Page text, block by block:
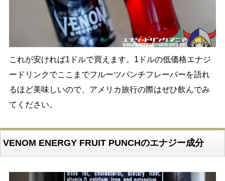
これが安ければ1ドルで買えます。1ドルの低価格エナジ
ードリンクでここまでフルーツパンチフレーバーを語れ
るほど美味しいので、アメリカ旅行の際はぜひ飲んでみ
てください。
VENOM ENERGY FRUIT PUNCHのエナジー成分